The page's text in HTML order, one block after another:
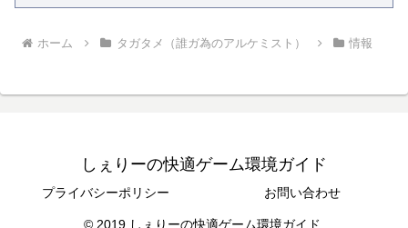
ホーム タガタメ（誰ガ為のアルケミスト） 情報
しぇりーの快適ゲーム環境ガイド
プライバシーポリシー お問い合わせ
© 2019 しぇりーの快適ゲーム環境ガイド.